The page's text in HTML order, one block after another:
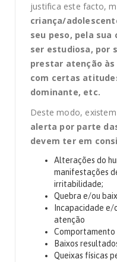
justifica este facto,
criança/
seu peso, pela
ser estudiosa, por
prestar atenção
com certas
dominante, etc.
Deste modo,
alerta por parte
devem ter em
Alterações do
manifestações
irritabilidade;
Quebra e/ou
Incapacidade
atenção
Comportamento
Baixos
Queixas físicas